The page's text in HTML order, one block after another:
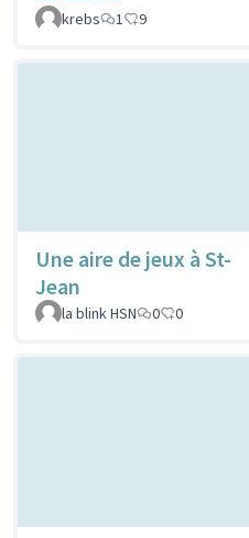
krebs
1 9
Une aire de jeux à St-
Jean
la blink HSN
0 0